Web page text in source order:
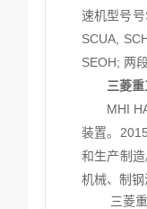
速机型号
SCUA,
SEOH; 两
三菱
MHI
装置。
和生产制
机械、制
三菱